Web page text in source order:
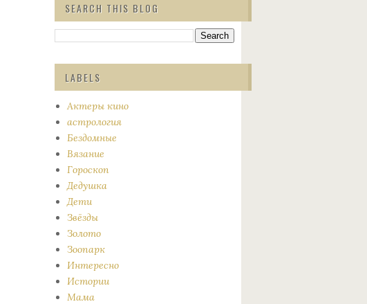
SEARCH THIS BLOG
LABELS
Актеры кино
астрология
Бездомные
Вязание
Гороскоп
Дедушка
Дети
Звёзды
Золото
Зоопарк
Интересно
Истории
Мама